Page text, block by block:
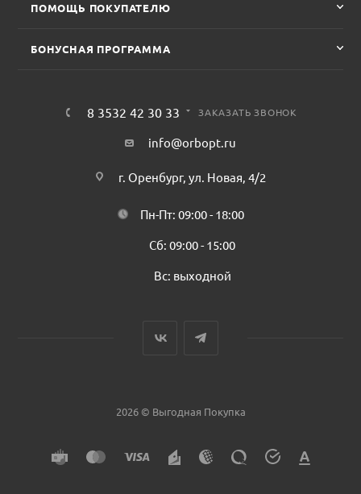
ПОМОЩЬ ПОКУПАТЕЛЮ
БОНУСНАЯ ПРОГРАММА
8 3532 42 30 33 ЗАКАЗАТЬ ЗВОНОК
info@orbopt.ru
г. Оренбург, ул. Новая, 4/2
Пн-Пт: 09:00 - 18:00
Сб: 09:00 - 15:00
Вс: выходной
2026 © Выгодная Покупка